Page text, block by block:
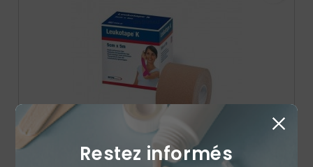
Restez informés